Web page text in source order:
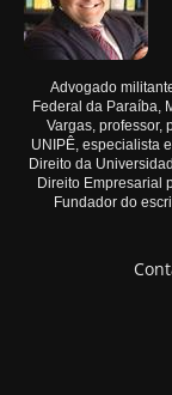
Advogado
Federal da Paraíba,
Vargas, professor,
UNIPÊ, especialista
Direito da
Direito Empresarial
Fundador do